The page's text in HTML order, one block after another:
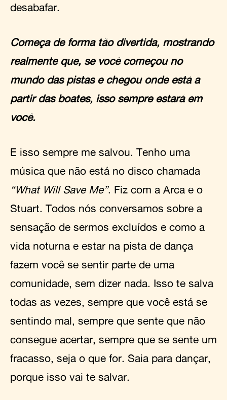
desabafar.
Começa de forma tão divertida, mostrando
realmente que, se você começou no
mundo das pistas e chegou onde está a
partir das boates, isso sempre estará em
você.
E isso sempre me salvou. Tenho uma
música que não está no disco chamada
“What Will Save Me”. Fiz com a Arca e o
Stuart. Todos nós conversamos sobre a
sensação de sermos excluídos e como a
vida noturna e estar na pista de dança
fazem você se sentir parte de uma
comunidade, sem dizer nada. Isso te salva
todas as vezes, sempre que você está se
sentindo mal, sempre que sente que não
consegue acertar, sempre que se sente um
fracasso, seja o que for. Saia para dançar,
porque isso vai te salvar.